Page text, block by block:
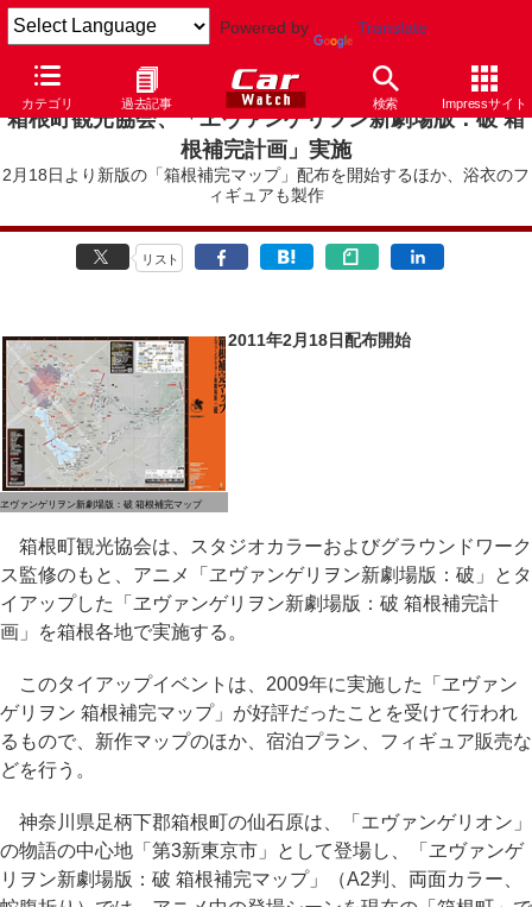
Powered by Translate
カテゴリ 過去記事 検索 Impressサイト
箱根町観光協会、「ヱヴァンゲリヲン新劇場版：破 箱
根補完計画」実施
2月18日より新版の「箱根補完マップ」配布を開始するほか、浴衣のフ
ィギュアも製作
リスト
ヱヴァンゲリヲン新劇場版：破 箱根補完マップ
2011年2月18日配布開始
箱根町観光協会は、スタジオカラーおよびグラウンドワーク
ス監修のもと、アニメ「ヱヴァンゲリヲン新劇場版：破」とタ
イアップした「ヱヴァンゲリヲン新劇場版：破 箱根補完計
画」を箱根各地で実施する。
このタイアップイベントは、2009年に実施した「ヱヴァン
ゲリヲン 箱根補完マップ」が好評だったことを受けて行われ
るもので、新作マップのほか、宿泊プラン、フィギュア販売な
どを行う。
神奈川県足柄下郡箱根町の仙石原は、「エヴァンゲリオン」
の物語の中心地「第3新東京市」として登場し、「ヱヴァンゲ
リヲン新劇場版：破 箱根補完マップ」（A2判、両面カラー、